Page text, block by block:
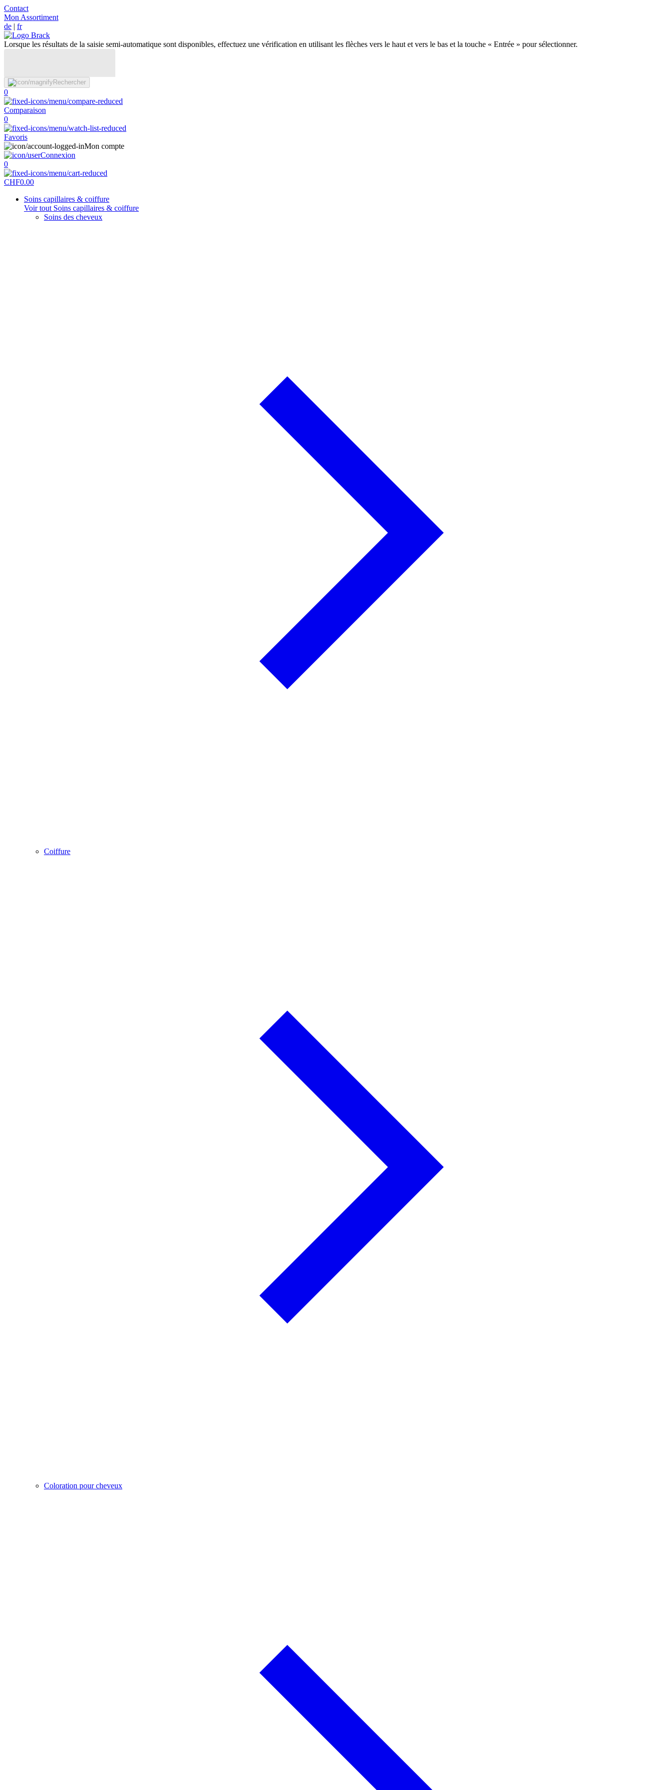
Contact
Mon Assortiment
de | fr
Lorsque les résultats de la saisie semi-automatique sont disponibles, effectuez une vérification en utilisant les flèches vers le haut et vers le bas et la touche « Entrée » pour sélectionner.
Rechercher
0
Comparaison
0
Favoris
Mon compte
Connexion
0
CHF0.00
Soins capillaires & coiffure
Voir tout Soins capillaires & coiffure
Soins des cheveux
Coiffure
Coloration pour cheveux